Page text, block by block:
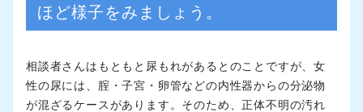
ほど様子をみましょう。
相談者さんはもともと尿もれがあるとのことですが、女
性の尿には、腟・子宮・卵管などの内性器からの分泌物
が混ざるケースがあります。そのため、正体不明の汚れ